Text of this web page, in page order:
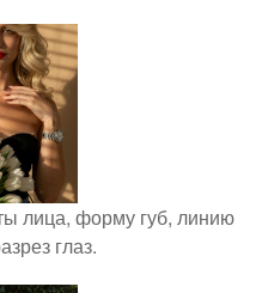
лица, форму губ, линию
глаз.